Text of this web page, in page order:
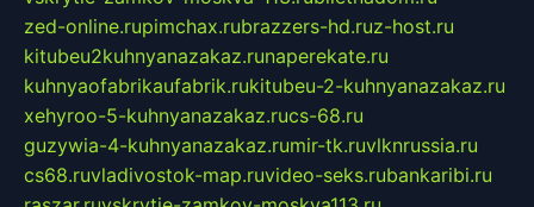
zed-online.rupimchax.rubrazzers-hd.ruz-host.ru
kitubeu2kuhnyanazakaz.runaperekate.ru
kuhnyaofabrikaufabrik.rukitubeu-2-kuhnyanazakaz.ru
xehyroo-5-kuhnyanazakaz.rucs-68.ru
guzywia-4-kuhnyanazakaz.rumir-tk.ruvlknrussia.ru
cs68.ruvladivostok-map.ruvideo-seks.rubankaribi.ru